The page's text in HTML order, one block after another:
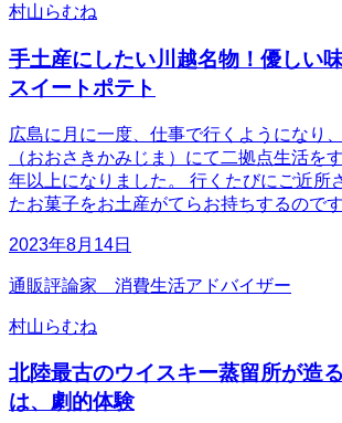
村山らむね
手土産にしたい川越名物！優しい
スイートポテト
広島に月に一度、仕事で行くようになり
（おおさきかみじま）にて二拠点生活を
年以上になりました。 行くたびにご近所
たお菓子をお土産がてらお持ちするので
2023年8月14日
通販評論家 消費生活アドバイザー
村山らむね
北陸最古のウイスキー蒸留所が造
は、劇的体験